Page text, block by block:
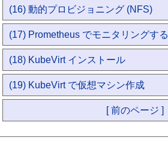
(16) 動的プロビジョニング (NFS)
(17) Prometheus でモニタリングする
(18) KubeVirt インストール
(19) KubeVirt で仮想マシン作成
[ 前のページ ]